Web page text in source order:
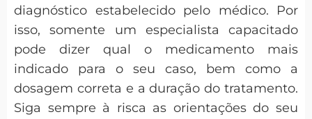
diagnóstico estabelecido pelo médico. Por
isso, somente um especialista capacitado
pode dizer qual o medicamento mais
indicado para o seu caso, bem como a
dosagem correta e a duração do tratamento.
Siga sempre à risca as orientações do seu